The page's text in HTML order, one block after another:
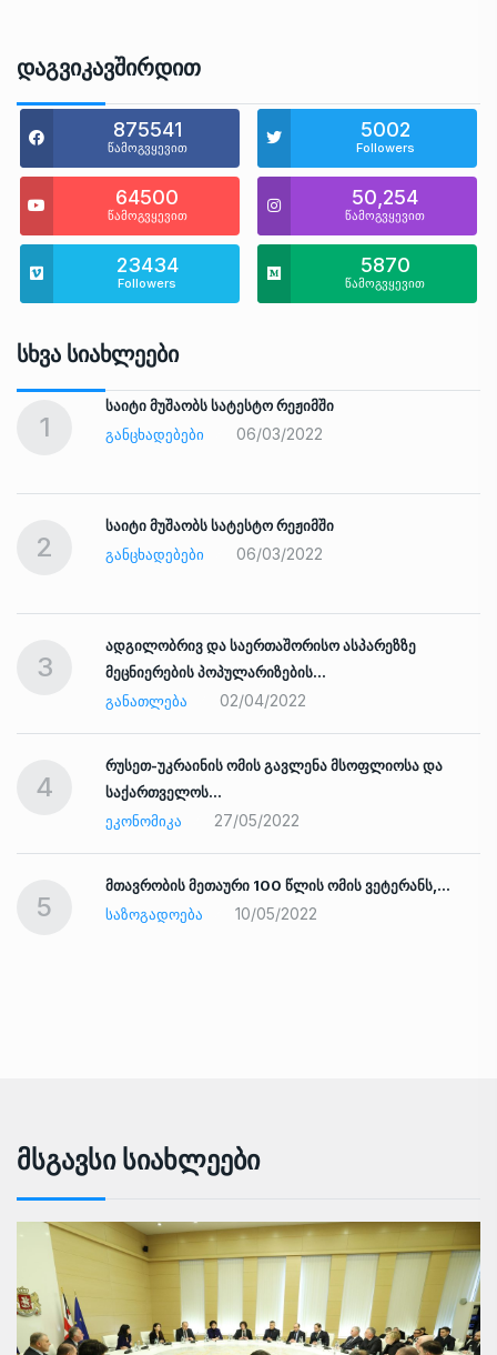
Დაგვიკავშირდით
875541
წამოგვყევით
5002
Followers
64500
წამოგვყევით
50,254
წამოგვყევით
23434
Followers
5870
წამოგვყევით
Სხვა Სიახლეები
1
საიტი მუშაობს სატესტო რეჟიმში
ᲒᲐᲜᲪᲮᲐᲓᲔᲑᲔᲑᲘ
06/03/2022
2
საიტი მუშაობს სატესტო რეჟიმში
ᲒᲐᲜᲪᲮᲐᲓᲔᲑᲔᲑᲘ
06/03/2022
3
ადგილობრივ და საერთაშორისო ასპარეზზე
მეცნიერების პოპულარიზების…
ᲒᲐᲜᲐᲗᲚᲔᲑᲐ
02/04/2022
4
რუსეთ-უკრაინის ომის გავლენა მსოფლიოსა და
საქართველოს…
ᲔᲙᲝᲜᲝᲛᲘᲙᲐ
27/05/2022
5
მთავრობის მეთაური 100 წლის ომის ვეტერანს,…
ᲡᲐᲖᲝᲒᲐᲓᲝᲔᲑᲐ
10/05/2022
Მსგავსი Სიახლეები